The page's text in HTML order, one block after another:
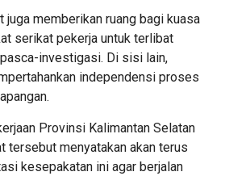
juga memberikan ruang bagi kuasa
serikat pekerja untuk terlibat
investigasi. Di sisi lain,
independensi proses
Provinsi Kalimantan Selatan
tersebut menyatakan akan terus
kesepakatan ini agar berjalan